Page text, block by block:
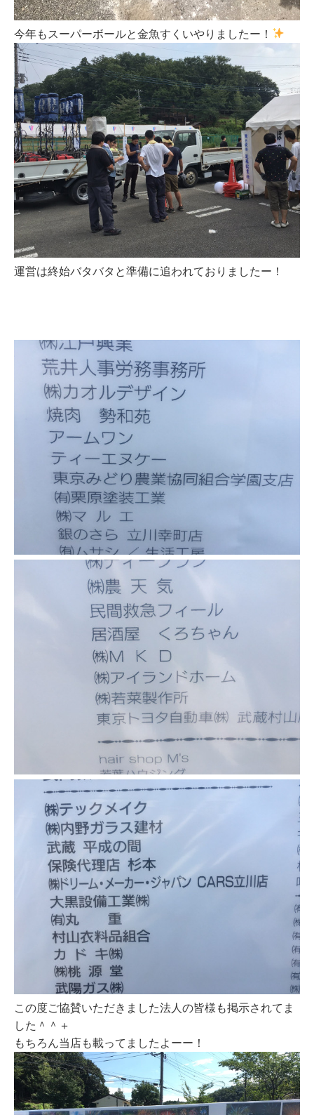
今年もスーパーボールと金魚すくいやりましたー！
運営は終始バタバタと準備に追われておりましたー！
この度ご協賛いただきました法人の皆様も掲示されてま
した＾＾＋
もちろん当店も載ってましたよーー！